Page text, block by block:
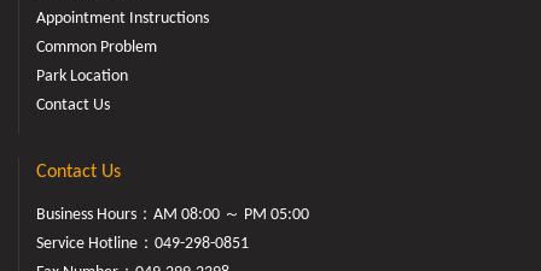
Appointment Instructions
Common Problem
Park Location
Contact Us
Contact Us
Business Hours：AM 08:00 ～ PM 05:00
Service Hotline： 049-298-0851